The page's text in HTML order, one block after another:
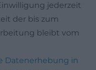
jederzeit
der bis zum
bleibt vom
Datenerhebung in